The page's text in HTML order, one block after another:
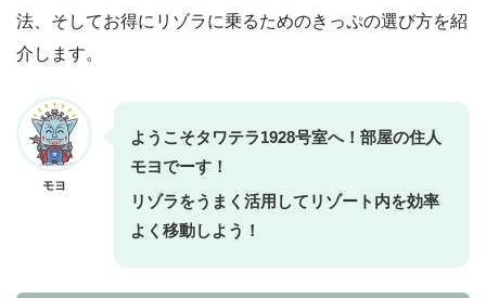
法、そしてお得にリゾラに乗るためのきっぷの選び方を紹
介します。
モヨ
ようこそタワテラ1928号室へ！部屋の住人
モヨでーす！
リゾラをうまく活用してリゾート内を効率
よく移動しよう！